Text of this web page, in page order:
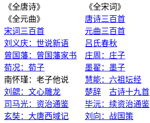
《全唐诗》 《全宋词》
《全元曲》 唐诗三百首
宋词三百首
元曲三百首
刘义庆：世说新语
吕氏春秋
曾国藩：曾国藩家书
庄周：庄子
荀况：荀子
墨翟：墨子
南怀瑾：老子他说 慧能：六祖坛经
刘勰：文心雕龙
楚辞
古诗十九首
司马光：资治通鉴
毕沅：续资治通鉴
玄奘：大唐西域记
刘向：战国策